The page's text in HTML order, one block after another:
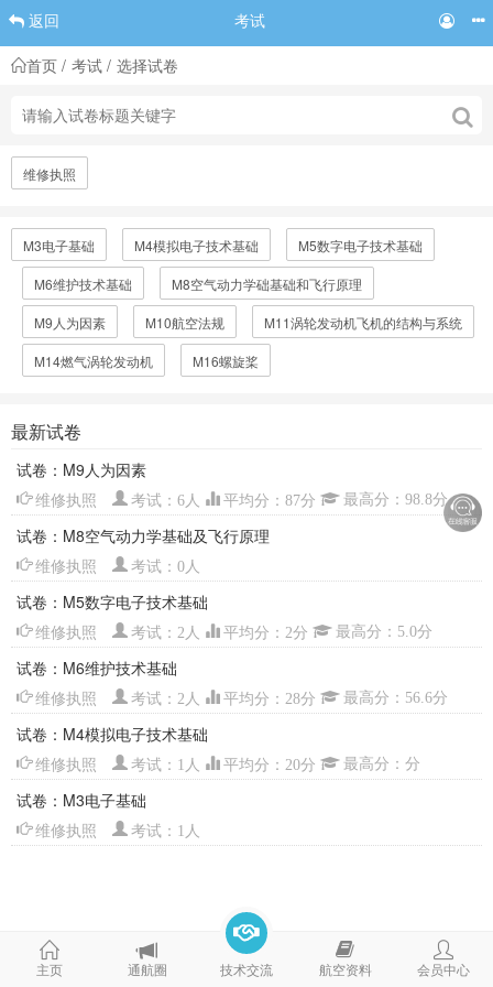
返回 考试
首页 考试 选择试卷
维修执照
M3电子基础 M4模拟电子技术基础 M5数字电子技术基础
M6维护技术基础 M8空气动力学础基础和飞行原理
M9人为因素 M10航空法规 M11涡轮发动机飞机的结构与系统
M14燃气涡轮发动机 M16螺旋桨
最新试卷
试卷：M9人为因素
维修执照 考试：6人 平均分：87分 最高分：98.8分
试卷：M8空气动力学基础及飞行原理
维修执照 考试：0人
试卷：M5数字电子技术基础
维修执照 考试：2人 平均分：2分 最高分：5.0分
试卷：M6维护技术基础
维修执照 考试：2人 平均分：28分 最高分：56.6分
试卷：M4模拟电子技术基础
维修执照 考试：1人 平均分：20分 最高分：分
试卷：M3电子基础
维修执照 考试：1人
主页 通航圈 技术交流 航空资料 会员中心